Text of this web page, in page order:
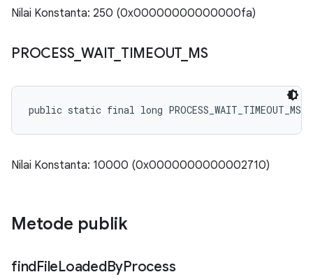
Nilai Konstanta: 250 (0x00000000000000fa)
PROCESS_ WAIT_ TIMEOUT_ MS
public static final long PROCESS_WAIT_TIMEOUT_MS
Nilai Konstanta: 10000 (0x0000000000002710)
Metode publik
findFileLoadedByProcess